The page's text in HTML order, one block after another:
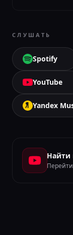
СЛУШАТЬ
Spotify
YouTube
Yandex
Найти